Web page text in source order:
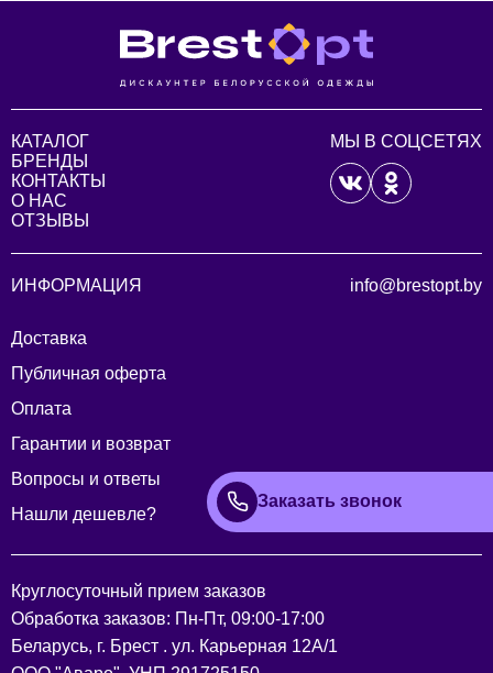
КАТАЛОГ
БРЕНДЫ
КОНТАКТЫ
О НАС
ОТЗЫВЫ
МЫ В СОЦСЕТЯХ
ИНФОРМАЦИЯ
Доставка
Публичная оферта
Оплата
Гарантии и возврат
Вопросы и ответы
Нашли дешевле?
info@brestopt.by
Заказать звонок
Круглосуточный прием заказов
Обработка заказов: Пн-Пт, 09:00-17:00
Беларусь, г. Брест . ул. Карьерная 12А/1